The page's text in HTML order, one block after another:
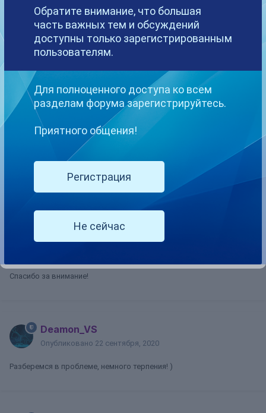
Deamon_VS
Опубликовано 17 сентября, 2020
Исправлены проблемы с отображением ссылок. Убрали
Спасибо за внимание!
На данный момент многие пользователи не могут писать и/или
публиковать сообщения в темах. Проблема в процессе решения.
Спасибо за внимание!
Deamon_VS
Опубликовано 22 сентября, 2020
Разберемся в проблеме, немного терпения! )
Обратите внимание, что большая
часть важных тем и обсуждений
доступны только зарегистрированным
пользователям.
Для полноценного доступа ко всем
разделам форума зарегистрируйтесь.
Приятного общения!
Регистрация
Не сейчас